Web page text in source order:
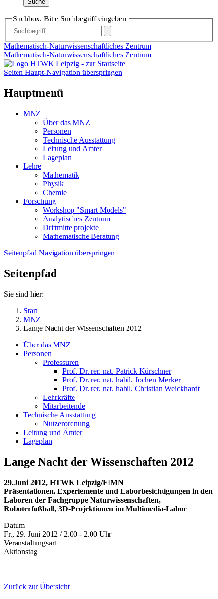
Suche
Suchbox. Bitte Suchbegriff eingeben.
Mathematisch-Naturwissenschaftliches Zentrum
Mathematisch-Naturwissenschaftliches Zentrum
Seiten Haupt-Navigation überspringen
Hauptmenü
MNZ
Über das MNZ
Personen
Technische Ausstattung
Leitung und Ämter
Lageplan
Lehre
Mathematik
Physik
Chemie
Forschung
Workshop "Smart Models"
Analytisches Zentrum
Drittmittelprojekte
Mathematische Beratung
Seitenpfad-Navigation überspringen
Seitenpfad
Sie sind hier:
Start
MNZ
Lange Nacht der Wissenschaften 2012
Über das MNZ
Personen
Professuren
Prof. Dr. rer. nat. Patrick Kürschner
Prof. Dr. rer. nat. habil. Jochen Merker
Prof. Dr. rer. nat. habil. Christian Weickhardt
Lehrkräfte
Mitarbeitende
Technische Ausstattung
Nutzerordnung
Leitung und Ämter
Lageplan
Lange Nacht der Wissenschaften 2012
29.Juni 2012, HTWK Leipzig/FIMN
Präsentationen, Experiemente und Laborbesichtigungen in den
Laboren der Fachgruppe Naturwissenschaften,
Roboterfußball, 3D-Projektionen im Multimedia-Labor
Datum
Fr., 29. Juni 2012 / 2.00 - 2.00 Uhr
Veranstaltungsart
Aktionstag
Zurück zur Übersicht